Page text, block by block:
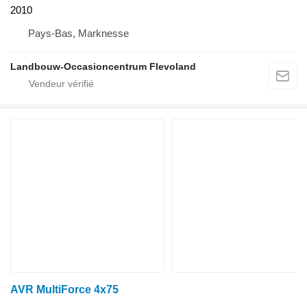
2010
Pays-Bas, Marknesse
Landbouw-Occasioncentrum Flevoland
AVR MultiForce 4x75